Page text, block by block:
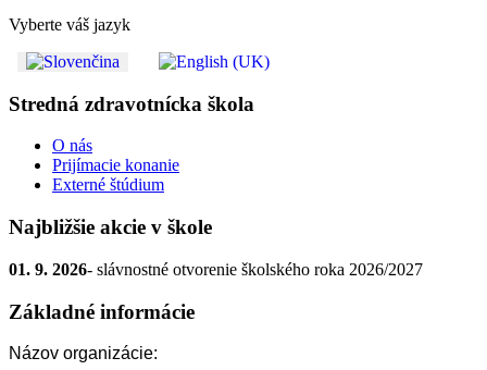
Vyberte váš jazyk
Stredná zdravotnícka škola
O nás
Prijímacie konanie
Externé štúdium
Najbližšie akcie v škole
01. 9. 2026- slávnostné otvorenie školského roka 2026/2027
Základné informácie
Názov organizácie: